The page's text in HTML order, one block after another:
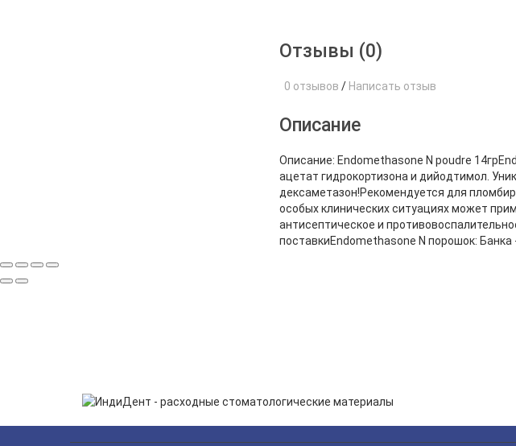
Отзывы (0)
0 отзывов / Написать отзыв
Описание
Описание: Endomethasone N poudre
ацетат гидрокортизона и дийодтимол.
дексаметазон!Рекомендуется для
особых клинических ситуациях может
антисептическое и
поставкиEndomethasone N порошок: Банка